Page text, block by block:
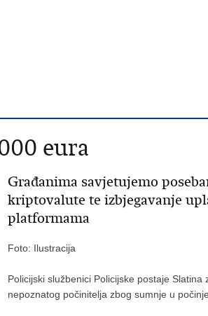
eura
Građanima savjetujemo
kriptovalute te izbjegavanje
platformama
Foto: Ilustracija
Policijski službenici Policijske postaje
nepoznatog počinitelja zbog sumnje u